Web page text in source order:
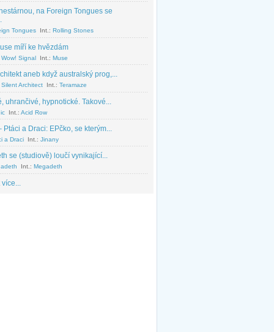
na Foreign Tongues se
Tongues Int.: Rolling Stones
míří ke hvězdám
Signal Int.: Muse
aneb když australský prog,...
Architect Int.: Teramaze
uhrančivé, hypnotické. Takové...
Int.: Acid Row
Ptáci a Draci: EPčko, se kterým...
a Draci Int.: Jinany
se (studiově) loučí vynikající...
Int.: Megadeth